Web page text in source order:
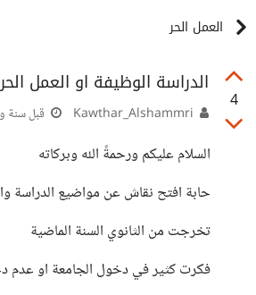
العمل الحر
4
الدراسة الوظيفة او العمل الحر
قبل سنة
السلام عليكم ورحمةً الله وبركاته
حابة افتح نقاش عن مواضيع الدراسة
تخرجت من الثانوي السنة الماضية
فكرت كثير في دخول الجامعة او عدم